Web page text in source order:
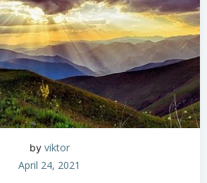
by viktor
April 24, 2021